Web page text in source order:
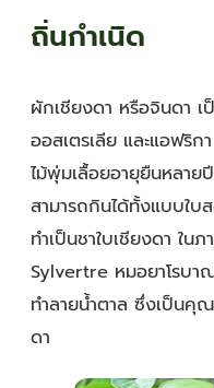
ถิ่นกำเนิด
ผักเชียงดา หรือจินดา
ออสเตรเลีย และแอฟริก
ไม้พุ่มเลื้อยอายุยืนหลา
สามารถกินได้ทั้งแบบใบ
ทำเป็นชาใบเชียงดา ใ
Sylvertre หมอยาโรบา
ทำลายน้ำตาล ซึ่งเป็น
ดา